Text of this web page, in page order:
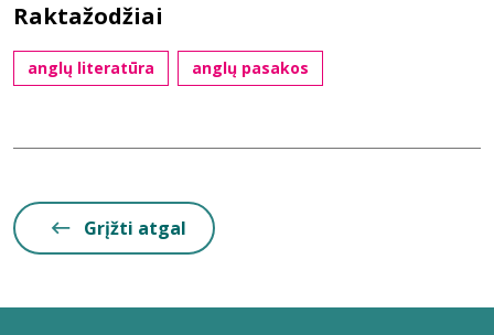
Raktažodžiai
anglų literatūra anglų pasakos
Grįžti atgal